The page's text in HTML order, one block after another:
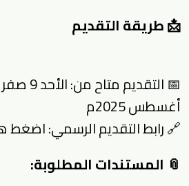
📩 طريقة التقديم
أغسطس 2025م
🔗 رابط التقديم الرسمي:اضغط
📎 المستندات المطلوبة: